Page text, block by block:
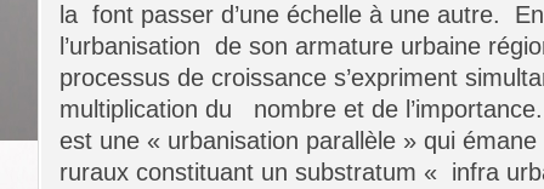
la font passer d’une échelle à une autre.
l’urbanisation de son armature urbaine
processus de croissance s’expriment
multiplication du nombre et de
est une « urbanisation parallèle » qui
ruraux constituant un substratum « infra